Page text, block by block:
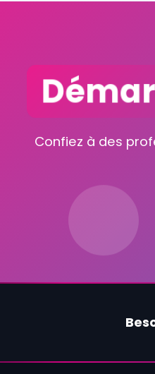
Confiez à des